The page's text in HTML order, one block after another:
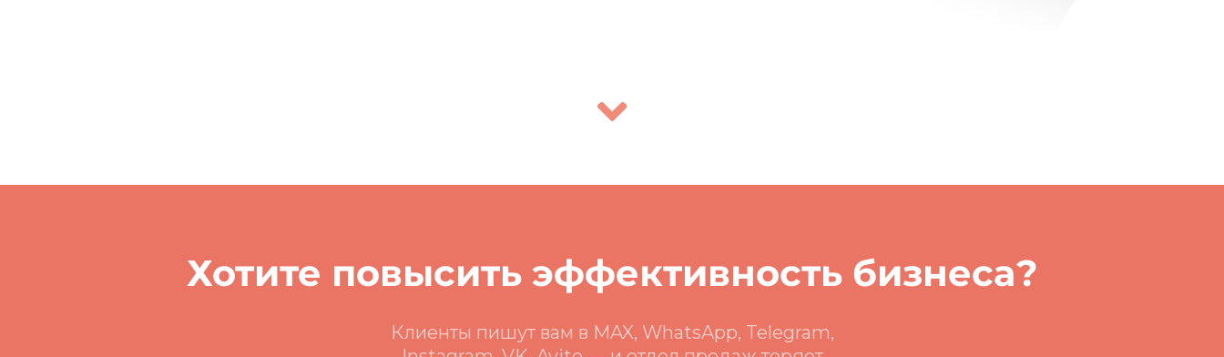
Хотите повысить эффективность бизнеса?
Клиенты пишут вам в MAX, WhatsApp, Telegram,